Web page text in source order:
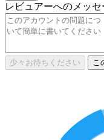
レビュアーへのメッセ
少々お待ちください こ